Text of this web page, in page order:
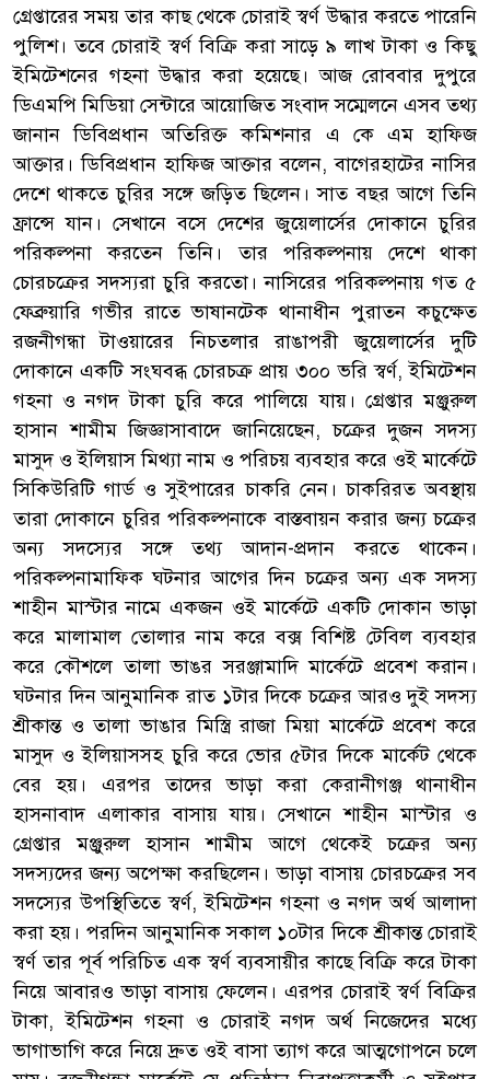
গ্রেপ্তারের সময় তার কাছ থেকে চোরাই স্বর্ণ উদ্ধার করতে পারেনি
পুলিশ। তবে চোরাই স্বর্ণ বিক্রি করা সাড়ে ৯ লাখ টাকা ও কিছু
ইমিটেশনের গহনা উদ্ধার করা হয়েছে। আজ রোববার দুপুরে
ডিএমপি মিডিয়া সেন্টারে আয়োজিত সংবাদ সম্মেলনে এসব তথ্য
জানান ডিবিপ্রধান অতিরিক্ত কমিশনার এ কে এম হাফিজ
আক্তার। ডিবিপ্রধান হাফিজ আক্তার বলেন, বাগেরহাটের নাসির
দেশে থাকতে চুরির সঙ্গে জড়িত ছিলেন। সাত বছর আগে তিনি
ফ্রান্সে যান। সেখানে বসে দেশের জুয়েলার্সের দোকানে চুরির
পরিকল্পনা করতেন তিনি। তার পরিকল্পনায় দেশে থাকা
চোরচক্রের সদস্যরা চুরি করতো। নাসিরের পরিকল্পনায় গত ৫
ফেব্রুয়ারি গভীর রাতে ভাষানটেক থানাধীন পুরাতন কচুক্ষেত
রজনীগন্ধা টাওয়ারের নিচতলার রাঙাপরী জুয়েলার্সের দুটি
দোকানে একটি সংঘবব্ধ চোরচক্র প্রায় ৩০০ ভরি স্বর্ণ, ইমিটেশন
গহনা ও নগদ টাকা চুরি করে পালিয়ে যায়। গ্রেপ্তার মঞ্জুরুল
হাসান শামীম জিজ্ঞাসাবাদে জানিয়েছেন, চক্রের দুজন সদস্য
মাসুদ ও ইলিয়াস মিথ্যা নাম ও পরিচয় ব্যবহার করে ওই মার্কেটে
সিকিউরিটি গার্ড ও সুইপারের চাকরি নেন। চাকরিরত অবস্থায়
তারা দোকানে চুরির পরিকল্পনাকে বাস্তবায়ন করার জন্য চক্রের
অন্য সদস্যের সঙ্গে তথ্য আদান-প্রদান করতে থাকেন।
পরিকল্পনামাফিক ঘটনার আগের দিন চক্রের অন্য এক সদস্য
শাহীন মাস্টার নামে একজন ওই মার্কেটে একটি দোকান ভাড়া
করে মালামাল তোলার নাম করে বক্স বিশিষ্ট টেবিল ব্যবহার
করে কৌশলে তালা ভাঙর সরঞ্জামাদি মার্কেটে প্রবেশ করান।
ঘটনার দিন আনুমানিক রাত ১টার দিকে চক্রের আরও দুই সদস্য
শ্রীকান্ত ও তালা ভাঙার মিস্ত্রি রাজা মিয়া মার্কেটে প্রবেশ করে
মাসুদ ও ইলিয়াসসহ চুরি করে ভোর ৫টার দিকে মার্কেট থেকে
বের হয়। এরপর তাদের ভাড়া করা কেরানীগঞ্জ থানাধীন
হাসনাবাদ এলাকার বাসায় যায়। সেখানে শাহীন মাস্টার ও
গ্রেপ্তার মঞ্জুরুল হাসান শামীম আগে থেকেই চক্রের অন্য
সদস্যদের জন্য অপেক্ষা করছিলেন। ভাড়া বাসায় চোরচক্রের সব
সদস্যের উপস্থিতিতে স্বর্ণ, ইমিটেশন গহনা ও নগদ অর্থ আলাদা
করা হয়। পরদিন আনুমানিক সকাল ১০টার দিকে শ্রীকান্ত চোরাই
স্বর্ণ তার পূর্ব পরিচিত এক স্বর্ণ ব্যবসায়ীর কাছে বিক্রি করে টাকা
নিয়ে আবারও ভাড়া বাসায় ফেলেন। এরপর চোরাই স্বর্ণ বিক্রির
টাকা, ইমিটেশন গহনা ও চোরাই নগদ অর্থ নিজেদের মধ্যে
ভাগাভাগি করে নিয়ে দ্রুত ওই বাসা ত্যাগ করে আত্মগোপনে চলে